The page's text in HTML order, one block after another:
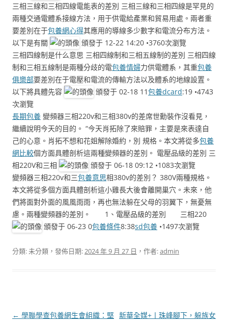
三相三線和三相四線電能表的差別 三相三線和三相四線是罕見的
兩種交通電體系接線方法，用于供電給產業和貿易用處。兩者重
要差別在于包養網心得其應用的導線多少數字和電流分布方法。
以下是有關
頒發于 12-22 14:20 •3760次瀏覽
三相四線制是什么意思 三相四線制和三相五線制的差別 三相四線
制和三相五線制是兩種分歧的電包養情婦力供電體系，其重包養
俱樂部要差別在于電壓和電流的傳輸方法以及體系的地線設置。
以下將具體先容
頒發于 02-18 11包養dcard:19 •4743
次瀏覽
長期包養 變頻器三相220v和三相380v的差席世勳裝作沒看見，
繼續說明今天的目的。 “今天肖拓除了來賠罪，主要是來表達自
己的心意。肖拓不想和花姐解除婚約，別 規格。本文將從多包養
網比較個方面具體剖析這兩種變頻器的差別。 電壓品級的差別 三
相220V和三相
頒發于 06-18 09:12 •1083次瀏覽
變頻器三相220v和三包養意思相380v的差別？ 380V兩種規格。
本文將從多個方面具體剖析這小雞長大後會離開巢穴。未來，他
們將面對外面的風風雨雨，再也無法躲在父母的羽翼下，無憂無
慮。兩種變頻器的差別。 1、電壓品級的差別 三相220
頒發于 06-23 0包養條件8:38sd包養 •1497次瀏覽
分類: 未分類，發佈日期:2024 年 9 月 27 日 ，作者:admin
文
← 學聯學查包養網生會組織：堅 新華全媒+丨珠峰腳下，躲族女